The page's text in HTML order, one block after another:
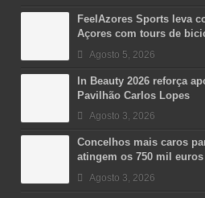
FeelAzores Sports leva
Açores com tours de
Agosto 5, 2026
In Beauty 2026 reforça
Pavilhão Carlos Lopes
Agosto 3, 2026
Concelhos mais caros
atingem os 750 mil euros
Agosto 3, 2026